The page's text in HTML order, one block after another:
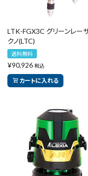
LTK-FGX3C グリーンレー
クノ(LTC)
送料無料
¥90,926 税込
カートに入れる